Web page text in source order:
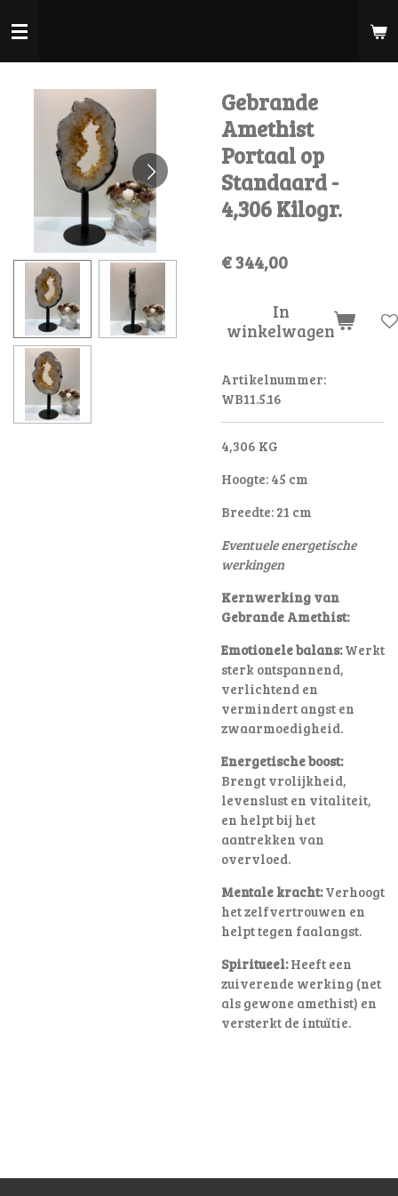
direct
hoofdinhoud
Gebrande
Amethist
Portaal op
Standaard -
4,306 Kilogr.
€ 344,00
In
winkelwagen
Artikelnummer:
WB11.5.16
4,306 KG
Hoogte: 45 cm
Breedte: 21 cm
Eventuele energetische
werkingen
Kernwerking van
Gebrande Amethist:
Emotionele balans:Werkt
sterk ontspannend,
verlichtend en
vermindert angst en
zwaarmoedigheid.
Energetische boost:
Brengt vrolijkheid,
levenslust en vitaliteit,
en helpt bij het
aantrekken van
overvloed.
Mentale kracht:Verhoogt
het zelfvertrouwen en
helpt tegen faalangst.
Spiritueel:Heeft een
zuiverende werking (net
als gewone amethist) en
versterkt de intuïtie.